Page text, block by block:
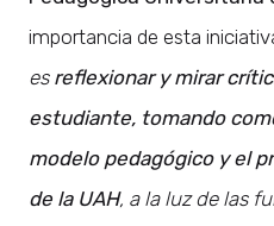
importancia de esta
es reflexionar y mirar
estudiante, tomando
modelo pedagógico y el
de la UAH, a la luz de las